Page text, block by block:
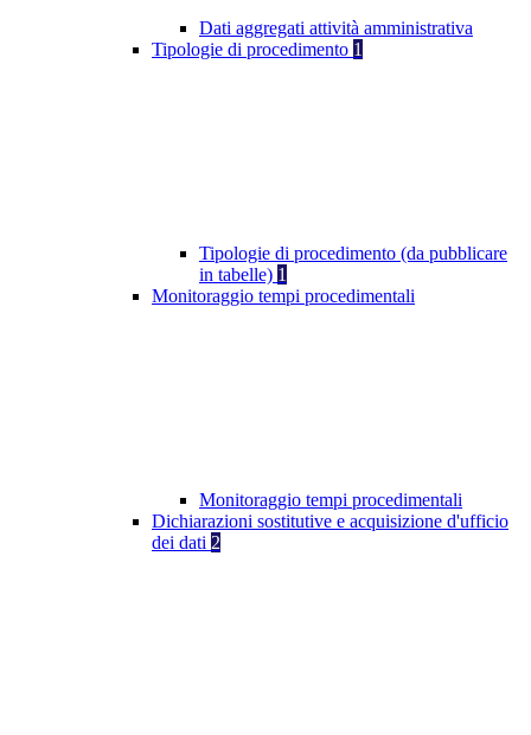
Dati aggregati attività amministrativa
Tipologie di procedimento 1
Tipologie di procedimento (da pubblicare
in tabelle) 1
Monitoraggio tempi procedimentali
Monitoraggio tempi procedimentali
Dichiarazioni sostitutive e acquisizione d'ufficio
dei dati 2